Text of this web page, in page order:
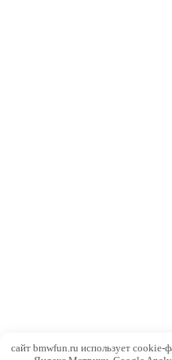
сайт bmwfun.ru использует cookie-